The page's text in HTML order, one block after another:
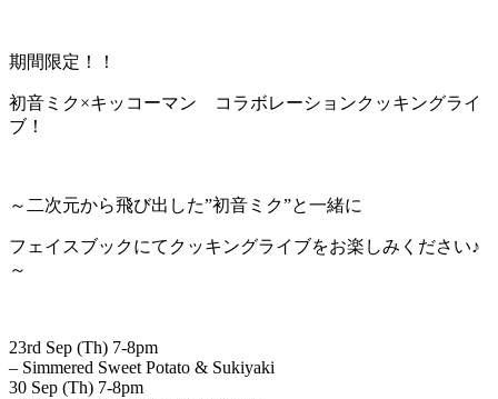
期間限定！！
初音ミク×キッコーマン コラボレーションクッキングライ
ブ！
～二次元から飛び出した”初音ミク”と一緒に
フェイスブックにてクッキングライブをお楽しみください♪
～
23rd Sep (Th) 7-8pm
– Simmered Sweet Potato & Sukiyaki
30 Sep (Th) 7-8pm